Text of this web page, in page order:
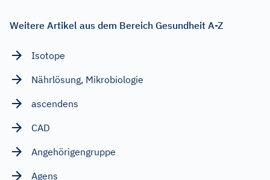
Weitere Artikel aus dem Bereich Gesundheit A-Z
Isotope
Nährlösung, Mikrobiologie
ascendens
CAD
Angehörigengruppe
Agens